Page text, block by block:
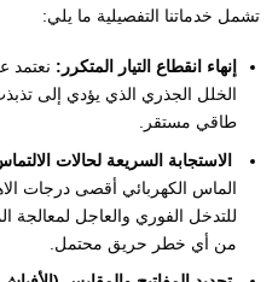
تشمل خدماتنا التفصيلية ما يلي:
​إنهاء انقطاع التيار المتكرر: نعتمد
الخلل الجذري الذي يؤدي إلى
طاقي مستقر.
الاستجابة السريعة لحالات
الماس الكهربائي أقصى درجات
للتدخل الفوري والعاجل لمعالجة
من أي خطر حريق محتمل.